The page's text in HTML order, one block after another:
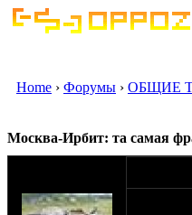
Home › Форумы › ОБЩИЕ
Москва-Ирбит: та самая